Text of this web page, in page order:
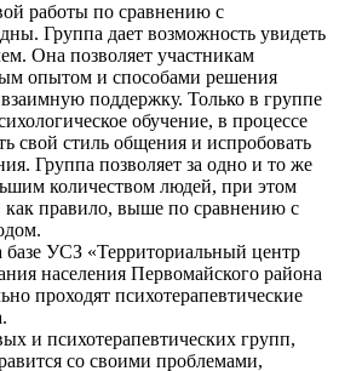
работы по сравнению с
Группа дает возможность увидеть
Она позволяет участникам
опытом и способами решения
поддержку. Только в группе
обучение, в процессе
свой стиль общения и испробовать
Группа позволяет за одно и то же
количеством людей, при этом
как правило, выше по сравнению с
УСЗ «Территориальный центр
населения Первомайского района
проходят психотерапевтические
и психотерапевтических групп,
со своими проблемами,